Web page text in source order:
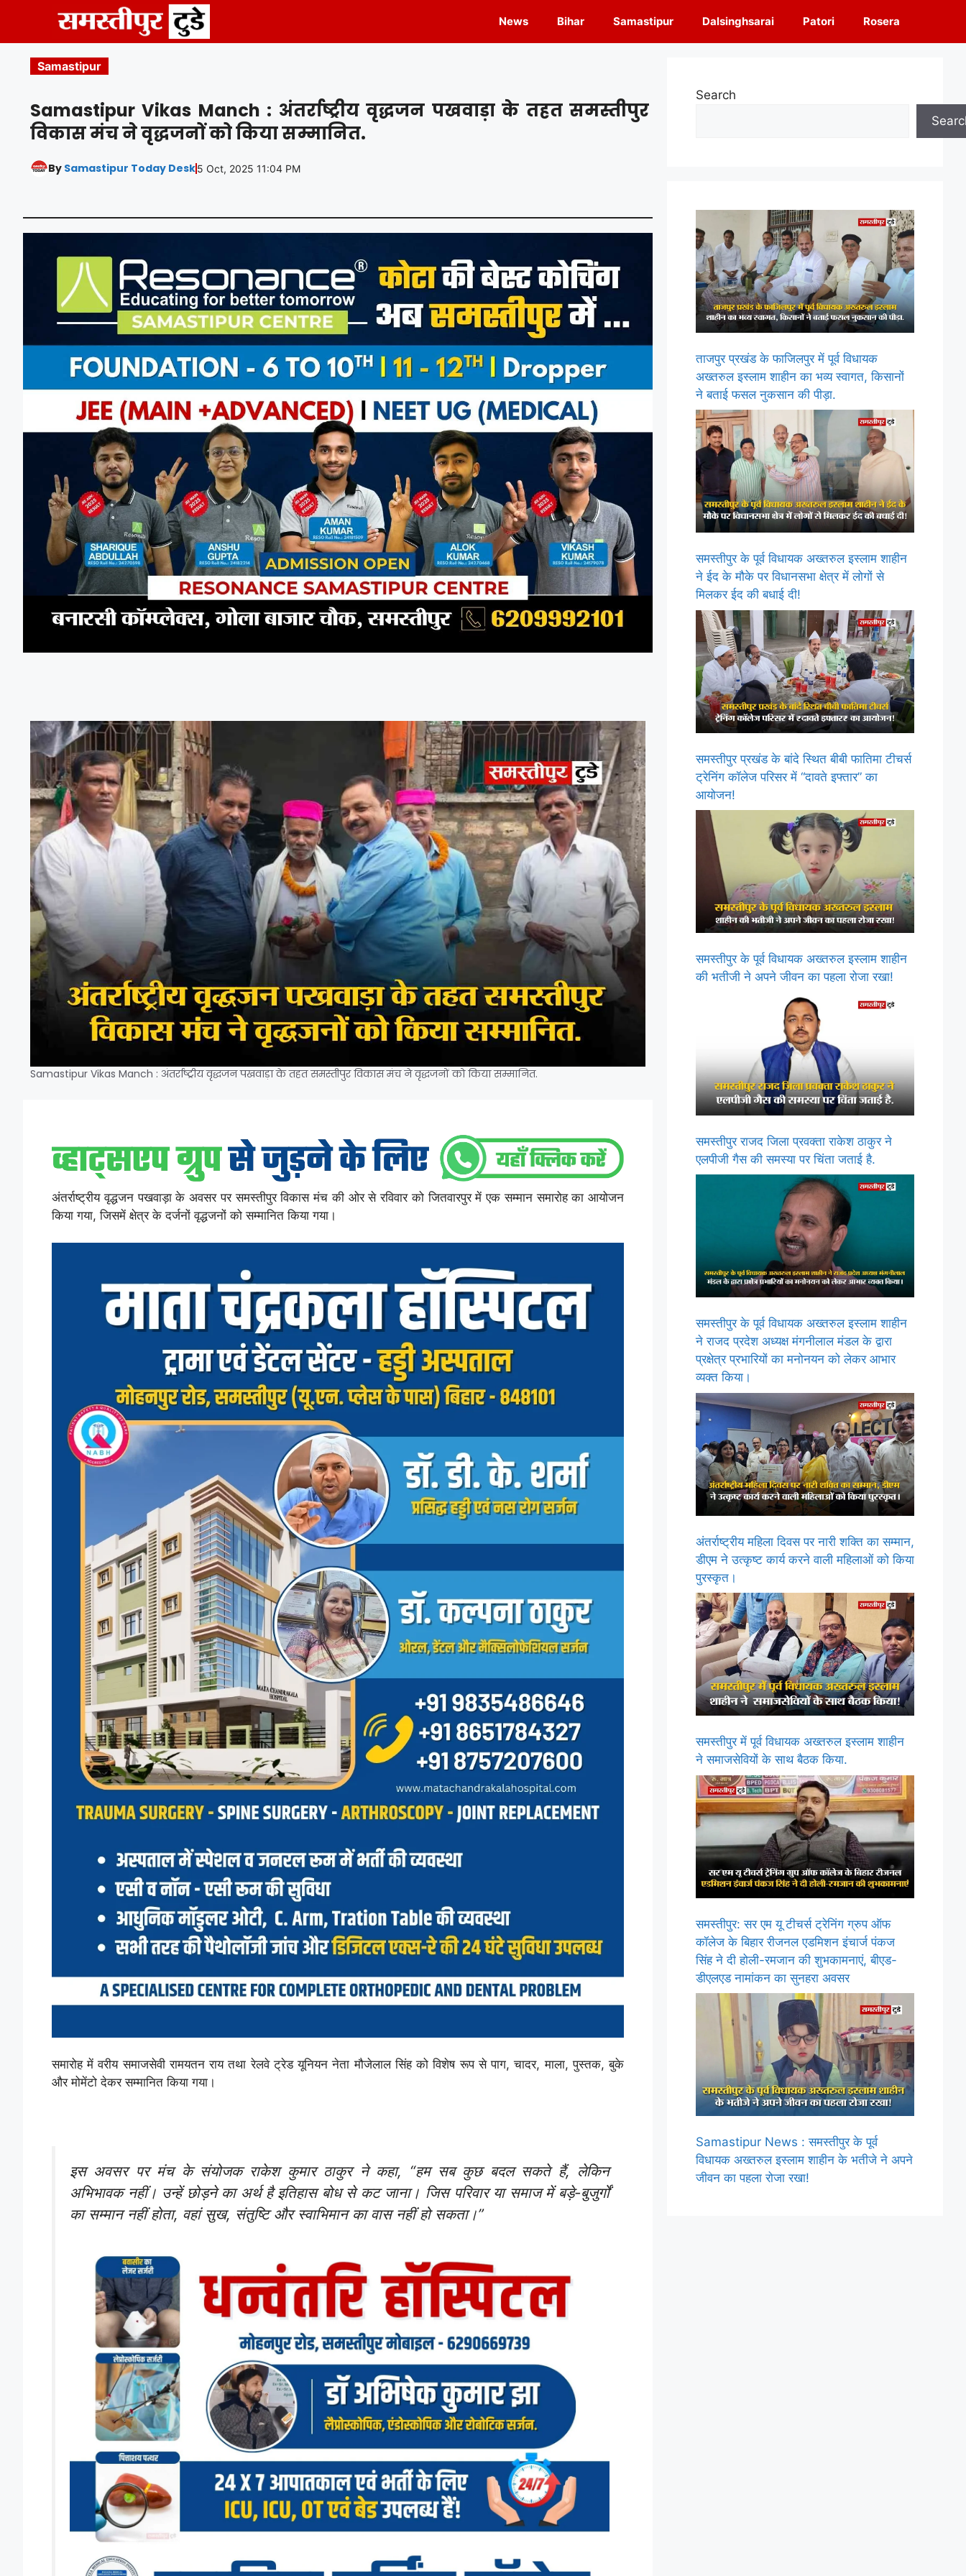
content
News Bihar Samastipur Dalsinghsarai Patori Rosera
Samastipur
Samastipur Vikas Manch : अंतर्राष्ट्रीय वृद्धजन पखवाड़ा के तहत समस्तीपुर
विकास मंच ने वृद्धजनों को किया सम्मानित.
By Samastipur Today Desk5 Oct, 2025 11:04 PM
Samastipur Vikas Manch : अंतर्राष्ट्रीय वृद्धजन पखवाड़ा के तहत समस्तीपुर विकास मंच ने वृद्धजनों को किया सम्मानित.
अंतर्राष्ट्रीय वृद्धजन पखवाड़ा के अवसर पर समस्तीपुर विकास मंच की ओर से रविवार को जितवारपुर में एक सम्मान समारोह का आयोजन
किया गया, जिसमें क्षेत्र के दर्जनों वृद्धजनों को सम्मानित किया गया।
समारोह में वरीय समाजसेवी रामयतन राय तथा रेलवे ट्रेड यूनियन नेता मौजेलाल सिंह को विशेष रूप से पाग, चादर, माला, पुस्तक, बुके
और मोमेंटो देकर सम्मानित किया गया।
इस अवसर पर मंच के संयोजक राकेश कुमार ठाकुर ने कहा, “हम सब कुछ बदल सकते हैं, लेकिन
अभिभावक नहीं। उन्हें छोड़ने का अर्थ है इतिहास बोध से कट जाना। जिस परिवार या समाज में बड़े-बुजुर्गों
का सम्मान नहीं होता, वहां सुख, संतुष्टि और स्वाभिमान का वास नहीं हो सकता।”
Search
ताजपुर प्रखंड के फाजिलपुर में पूर्व विधायक
अख्तरुल इस्लाम शाहीन का भव्य स्वागत, किसानों
ने बताई फसल नुकसान की पीड़ा.
समस्तीपुर के पूर्व विधायक अख्तरुल इस्लाम शाहीन
ने ईद के मौके पर विधानसभा क्षेत्र में लोगों से
मिलकर ईद की बधाई दी!
समस्तीपुर प्रखंड के बांदे स्थित बीबी फातिमा टीचर्स
ट्रेनिंग कॉलेज परिसर में “दावते इफ्तार” का
आयोजन!
समस्तीपुर के पूर्व विधायक अख्तरुल इस्लाम शाहीन
की भतीजी ने अपने जीवन का पहला रोजा रखा!
समस्तीपुर राजद जिला प्रवक्ता राकेश ठाकुर ने
एलपीजी गैस की समस्या पर चिंता जताई है.
समस्तीपुर के पूर्व विधायक अख्तरुल इस्लाम शाहीन
ने राजद प्रदेश अध्यक्ष मंगनीलाल मंडल के द्वारा
प्रक्षेत्र प्रभारियों का मनोनयन को लेकर आभार
व्यक्त किया।
अंतर्राष्ट्रीय महिला दिवस पर नारी शक्ति का सम्मान,
डीएम ने उत्कृष्ट कार्य करने वाली महिलाओं को किया
पुरस्कृत।
समस्तीपुर में पूर्व विधायक अख्तरुल इस्लाम शाहीन
ने समाजसेवियों के साथ बैठक किया.
समस्तीपुर: सर एम यू टीचर्स ट्रेनिंग ग्रुप ऑफ
कॉलेज के बिहार रीजनल एडमिशन इंचार्ज पंकज
सिंह ने दी होली-रमजान की शुभकामनाएं, बीएड-
डीएलएड नामांकन का सुनहरा अवसर
Samastipur News : समस्तीपुर के पूर्व
विधायक अख्तरुल इस्लाम शाहीन के भतीजे ने अपने
जीवन का पहला रोजा रखा!